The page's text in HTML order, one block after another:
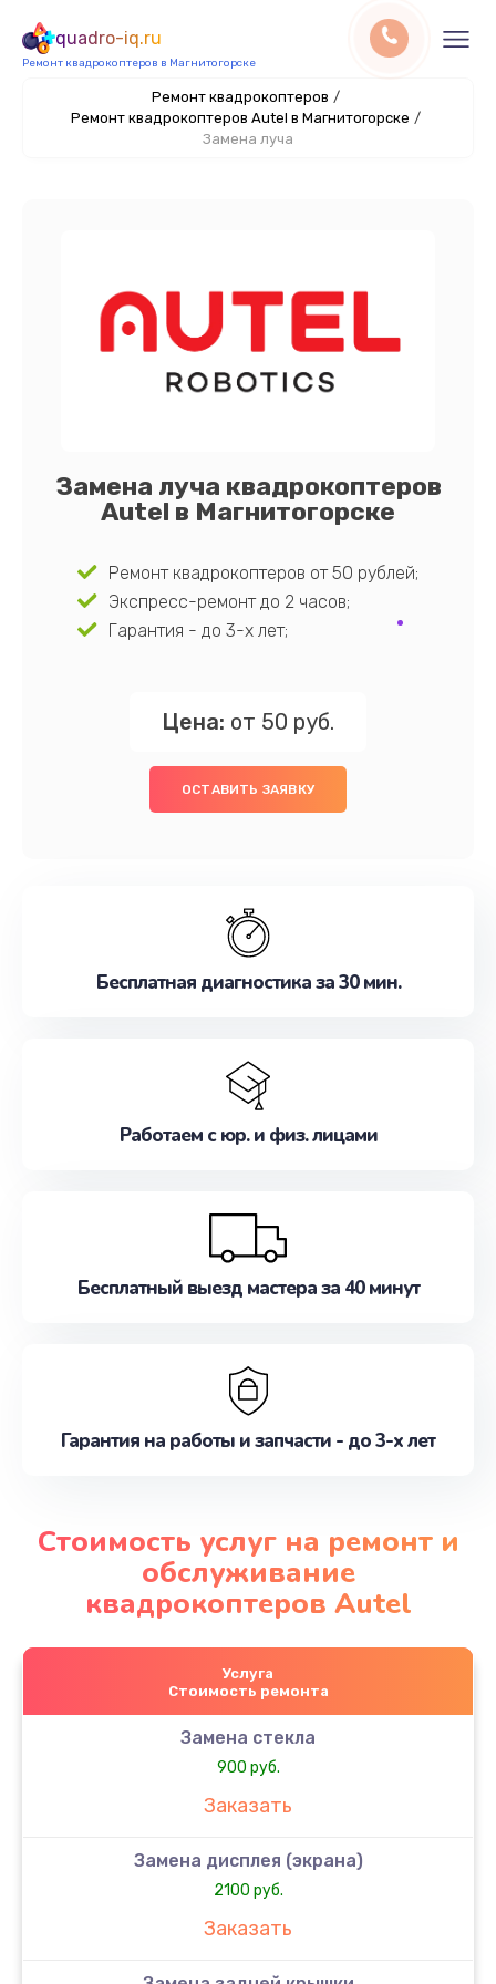
quadro-iq.ru
Ремонт квадрокоптеров в Магнитогорске
Ремонт квадрокоптеров /
Ремонт квадрокоптеров Autel в Магнитогорске /
Замена луча
Замена луча квадрокоптеров
Autel в Магнитогорске
Ремонт квадрокоптеров от 50 рублей;
Экспресс-ремонт до 2 часов;
Гарантия - до 3-х лет;
Цена: от 50 руб.
ОСТАВИТЬ ЗАЯВКУ
Бесплатная диагностика за 30 мин.
Работаем с юр. и физ. лицами
Бесплатный выезд мастера за 40 минут
Гарантия на работы и запчасти - до 3-х лет
Стоимость услуг на ремонт и
обслуживание
квадрокоптеров Autel
Услуга
Стоимость ремонта
Замена стекла
900 руб.
Заказать
Замена дисплея (экрана)
2100 руб.
Заказать